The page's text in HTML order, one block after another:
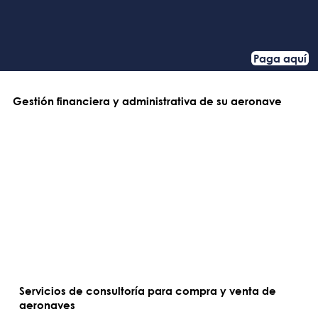
Paga aquí
Gestión financiera y administrativa de su aeronave
Servicios de consultoría para compra y venta de
aeronaves